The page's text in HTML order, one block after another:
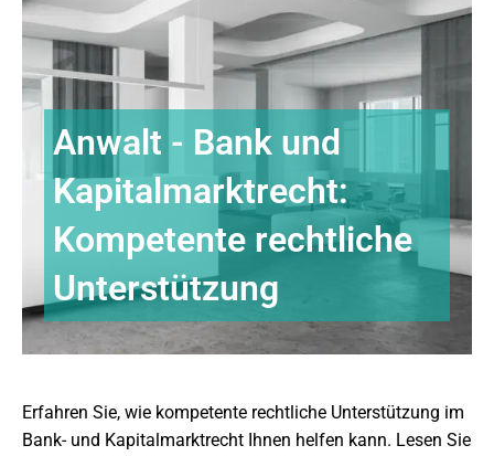
Anwalt - Bank und
Kapitalmarktrecht:
Kompetente rechtliche
Unterstützung
Erfahren Sie, wie kompetente rechtliche Unterstützung im
Bank- und Kapitalmarktrecht Ihnen helfen kann. Lesen Sie